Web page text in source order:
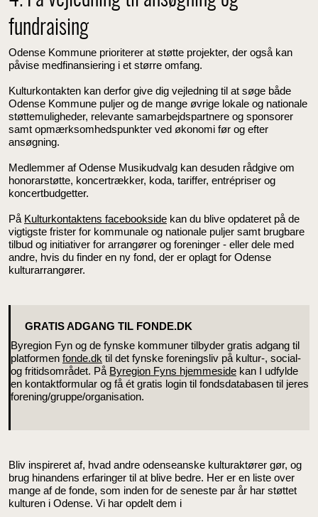
fundraising
Odense Kommune prioriterer at støtte projekter, der også kan
påvise medfinansiering i et større omfang.
Kulturkontakten kan derfor give dig vejledning til at søge både
Odense Kommune puljer og de mange øvrige lokale og nationale
støttemuligheder, relevante samarbejdspartnere og sponsorer
samt opmærksomhedspunkter ved økonomi før og efter
ansøgning.
Medlemmer af Odense Musikudvalg kan desuden rådgive om
honorarstøtte, koncertrækker, koda, tariffer, entrépriser og
koncertbudgetter.
På Kulturkontaktens facebookside kan du blive opdateret på de
vigtigste frister for kommunale og nationale puljer samt brugbare
tilbud og initiativer for arrangører og foreninger - eller dele med
andre, hvis du finder en ny fond, der er oplagt for Odense
kulturarrangører.
GRATIS ADGANG TIL FONDE.DK
Byregion Fyn og de fynske kommuner tilbyder gratis adgang til
platformen fonde.dk til det fynske foreningsliv på kultur-, social-
og fritidsområdet. På Byregion Fyns hjemmeside kan I udfylde
en kontaktformular og få ét gratis login til fondsdatabasen til jeres
forening/gruppe/organisation.
Bliv inspireret af, hvad andre odenseanske kulturaktører gør, og
brug hinandens erfaringer til at blive bedre. Her er en liste over
mange af de fonde, som inden for de seneste par år har støttet
kulturen i Odense. Vi har opdelt dem i